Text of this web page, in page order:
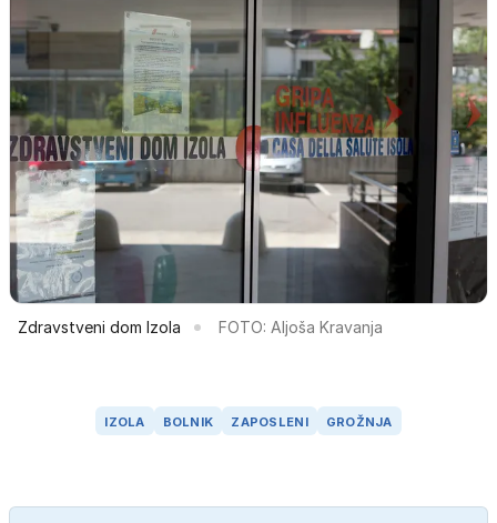
Zdravstveni dom Izola FOTO: Aljoša Kravanja
IZOLA BOLNIK ZAPOSLENI GROŽNJA